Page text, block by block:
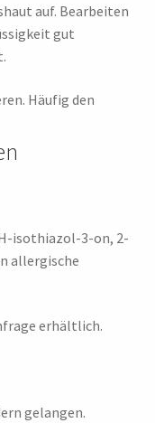
auf. Bearbeiten
gut
Häufig den
isothiazol-3-on, 2-
allergische
erhältlich.
gelangen.